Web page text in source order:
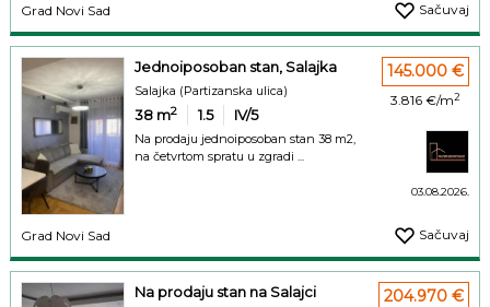
Grad Novi Sad Sačuvaj
Jednoiposoban stan, Salajka
Salajka (Partizanska ulica)
38 m2 1.5 IV/5
Na prodaju jednoiposoban stan 38 m2,
na četvrtom spratu u zgradi ...
145.000 €
3.816 €/m2
03.08.2026.
Grad Novi Sad Sačuvaj
Na prodaju stan na Salajci 204.970 €